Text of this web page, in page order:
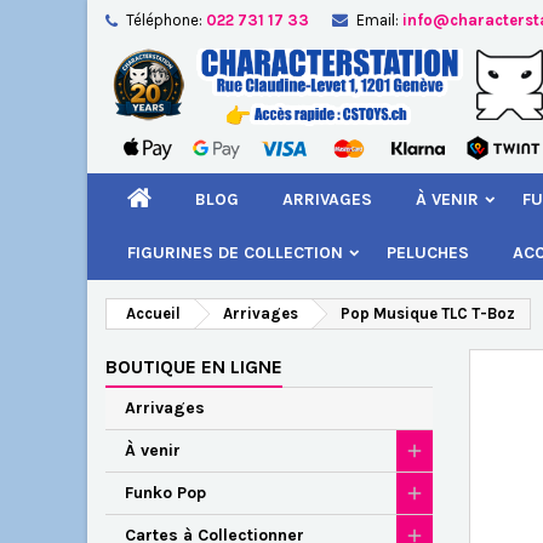
Téléphone: 022 731 17 33 Email:
BLOG ARRIVAGES À VENIR
FIGURINES DE COLLECTION PELUCHES
Accueil Arrivages Pop Musique TLC T-Boz
BOUTIQUE EN LIGNE
Arrivages
À venir
Funko Pop
Cartes à Collectionner